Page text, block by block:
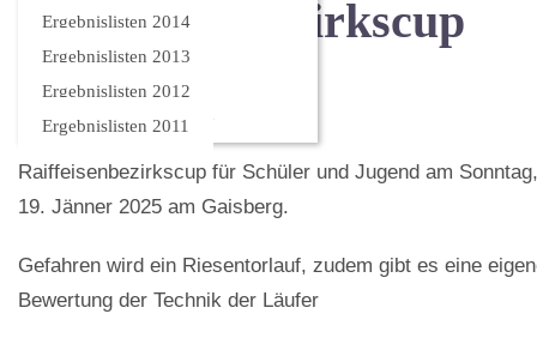
Ergebnislisten 2014
Ergebnislisten 2013
Ergebnislisten 2012
Ergebnislisten 2011
Raiffeisen Bezirkscup
Schüler
Raiffeisenbezirkscup für Schüler und Jugend am Sonntag,
19. Jänner 2025 am Gaisberg.
Gefahren wird ein Riesentorlauf, zudem gibt es eine
Bewertung der Technik der Läufer